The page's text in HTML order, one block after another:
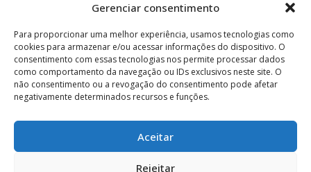
Gerenciar consentimento
Para proporcionar uma melhor experiência, usamos tecnologias como
cookies para armazenar e/ou acessar informações do dispositivo. O
consentimento com essas tecnologias nos permite processar dados
como comportamento da navegação ou IDs exclusivos neste site. O
não consentimento ou a revogação do consentimento pode afetar
negativamente determinados recursos e funções.
Aceitar
Rejeitar
48 3524-0137
48 9880-84667